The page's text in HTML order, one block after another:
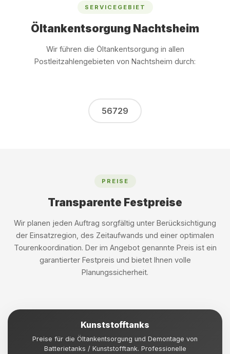
SERVICEGEBIET
Öltankentsorgung Nachtsheim
Wir führen die Öltankentsorgung in allen
Postleitzahlengebieten von Nachtsheim durch:
56729
PREISE
Transparente Festpreise
Wir planen jeden Auftrag sorgfältig unter Berücksichtigung
der Einsatzregion, des Zeitaufwands und einer optimalen
Tourenkoordination. Der im Angebot genannte Preis ist ein
garantierter Festpreis und bietet Ihnen volle
Planungssicherheit.
Kunststofftanks
Preise für die Öltankentsorgung und Demontage von
Batterietanks / Kunststofftank. Professionelle